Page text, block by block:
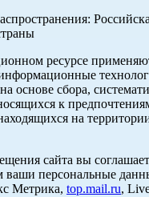
ресурсе
основе сбора,
к
на
сайта вы
ваши персональные
Метрика, top.mail.ru,